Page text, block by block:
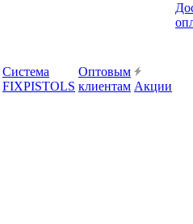
Система
FIXPISTOLS
Оптовым
клиентам Акции